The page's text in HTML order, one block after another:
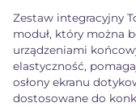
Zestaw integracyjny
moduł, który można
urządzeniami
elastyczność,
osłony ekranu
dostosowane do